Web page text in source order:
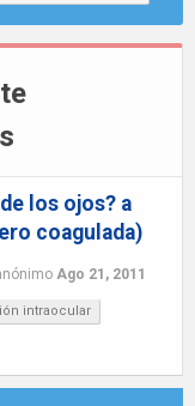
los ojos? a
coagulada)
Ago 21, 2011
intraocular